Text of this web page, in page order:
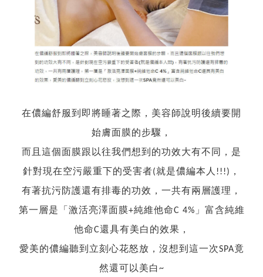
在儂編舒服到即將睡著之際，美容師說明後續要開
始膚面膜的步驟，
而且這個面膜跟以往我們想到的功效大有不同，是
針對現在空污嚴重下的受害者(就是儂編本人!!!)，
有著抗污防護還有排毒的功效，一共有兩層護理，
第一層是「激活亮澤面膜+純維他命C 4%」富含純維
他命C還具有美白的效果，
愛美的儂編聽到立刻心花怒放，沒想到這一次SPA竟
然還可以美白~